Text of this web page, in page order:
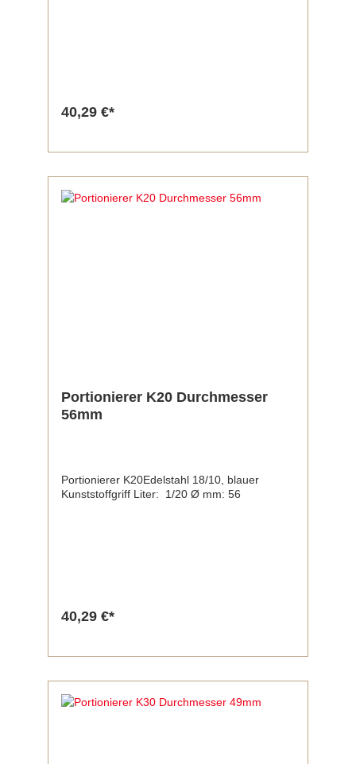
40,29 €*
Portionierer K20 Durchmesser
56mm
Portionierer K20Edelstahl 18/10, blauer
Kunststoffgriff Liter: 1/20 Ø mm: 56
40,29 €*